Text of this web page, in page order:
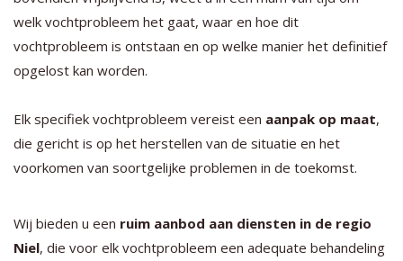
welk vochtprobleem het gaat, waar en hoe dit
vochtprobleem is ontstaan en op welke manier het definitief
opgelost kan worden.
Elk specifiek vochtprobleem vereist een aanpak op maat,
die gericht is op het herstellen van de situatie en het
voorkomen van soortgelijke problemen in de toekomst.
Wij bieden u een ruim aanbod aan diensten in de regio
Niel, die voor elk vochtprobleem een adequate behandeling